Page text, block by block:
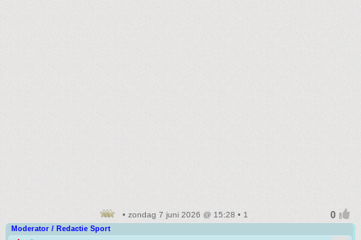
• zondag 7 juni 2026 @ 15:28 • 1
Moderator / Redactie Sport